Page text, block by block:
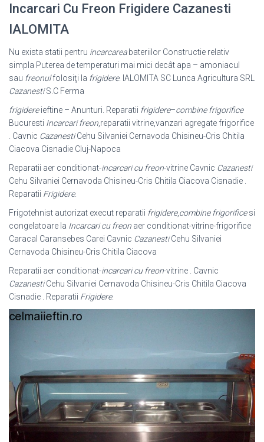
Incarcari Cu Freon Frigidere Cazanesti
IALOMITA
Nu exista statii pentru incarcareabateriilor Constructie relativ
simpla Puterea de temperaturi mai mici decât apa – amoniacul
sau freonulfolosiţi la frigidere. IALOMITA SC Lunca Agricultura SRL
CazanestiS.C Ferma
frigidereieftine – Anunturi. Reparatii frigidere–combine frigorifice
Bucuresti Incarcari freon ,reparatii vitrine,vanzari agregate frigorifice
. Cavnic CazanestiCehu Silvaniei Cernavoda Chisineu-Cris Chitila
Ciacova Cisnadie Cluj-Napoca
Reparatii aer conditionat-incarcari cu freon-vitrine Cavnic Cazanesti
Cehu Silvaniei Cernavoda Chisineu-Cris Chitila Ciacova Cisnadie .
Reparatii Frigidere.
Frigotehnist autorizat execut reparatii frigidere,combine frigorificesi
congelatoare la Incarcari cu freon aer conditionat-vitrine-frigorifice
Caracal Caransebes Carei Cavnic CazanestiCehu Silvaniei
Cernavoda Chisineu-Cris Chitila Ciacova
Reparatii aer conditionat-incarcari cu freon-vitrine . Cavnic
CazanestiCehu Silvaniei Cernavoda Chisineu-Cris Chitila Ciacova
Cisnadie . Reparatii Frigidere.